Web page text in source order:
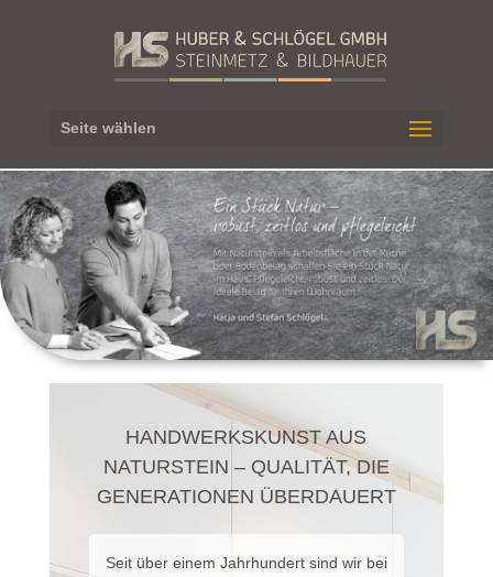
Seite wählen
HANDWERKSKUNST AUS
NATURSTEIN – QUALITÄT, DIE
GENERATIONEN ÜBERDAUERT
Seit über einem Jahrhundert sind wir bei